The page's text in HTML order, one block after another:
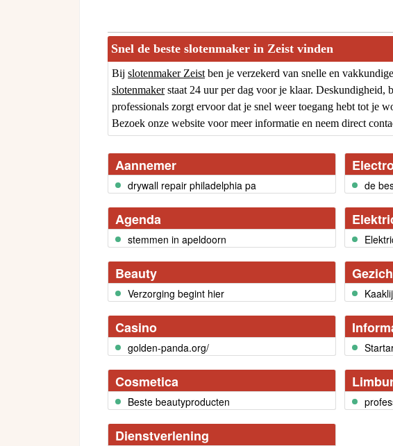
Snel de beste slotenmaker in Zeist vinden
Bij slotenmaker Zeist ben je verzekerd van snelle en
slotenmakerstaat 24 uur per dag voor je klaar. Deskundigheid,
professionals zorgt ervoor dat je snel weer toegang hebt tot je
Bezoek onze website voor meer informatie en neem direct
Aannemer
drywall repair philadelphia pa
Agenda
stemmen in apeldoorn
Beauty
Verzorging begint hier
Casino
golden-panda.org/
Cosmetica
Beste beautyproducten
Dienstverlening
de